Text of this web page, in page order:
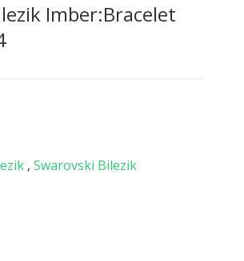
Imber:Bracelet
, Swarovski Bilezik